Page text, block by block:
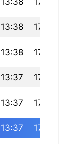
13:38 17:30
13:38 17:30
13:37 17:29
13:37 17:29
13:37 17:28